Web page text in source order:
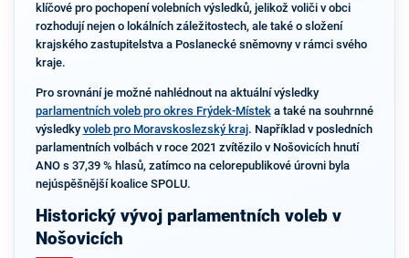
klíčové pro pochopení volebních výsledků, jelikož voliči v obci
rozhodují nejen o lokálních záležitostech, ale také o složení
krajského zastupitelstva a Poslanecké sněmovny v rámci svého
kraje.
Pro srovnání je možné nahlédnout na aktuální výsledky
parlamentních voleb pro okres Frýdek-Místeka také na souhrnné
výsledky voleb pro Moravskoslezský kraj. Například v posledních
parlamentních volbách v roce 2021 zvítězilo v Nošovicích hnutí
ANO s 37,39 % hlasů, zatímco na celorepublikové úrovni byla
nejúspěšnější koalice SPOLU.
Historický vývoj parlamentních voleb v
Nošovicích